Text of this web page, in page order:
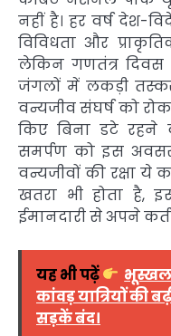
नहीं है। हर वर्ष देश-
विविधता और
लेकिन गणतंत्र
जंगलों में लकड़ी
वन्यजीव संघर्ष को
किए बिना डटे रहने
समर्पण को इस
वन्यजीवों की रक्षा ये
खतरा भी होता है,
ईमानदारी से अपने
यह भी पढ़ें
कांवड़ यात्रियों की
सड़कें बंद।